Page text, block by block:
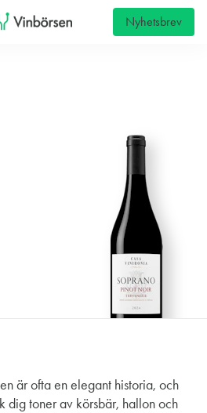
Nyhetsbrev
är ofta en elegant historia, och
dig toner av körsbär, hallon och